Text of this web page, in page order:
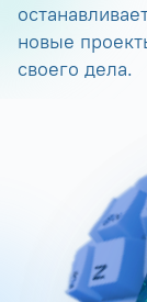
новые
своего дела.